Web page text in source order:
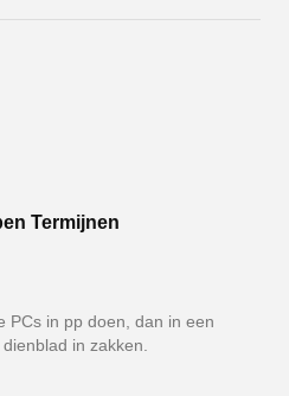
Termijnen
PCs in pp doen, dan in een
in zakken.